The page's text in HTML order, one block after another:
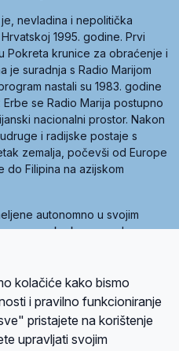
nevladina i nepolitička
1995. godine. Prvi
Pokreta krunice za obraćenje i
je suradnja s Radio Marijom
nastali su 1983. godine
se Radio Marija postupno
nacionalni prostor. Nakon
i radijske postaje s
zemalja, počevši od Europe
do Filipina na azijskom
autonomno u svojim
preko krovne udruge
Marije (World Family of
je sedam članica, među
Marija.
kolačiće kako bismo
i pravilno funkcioniranje
pristajete na korištenje
upravljati svojim